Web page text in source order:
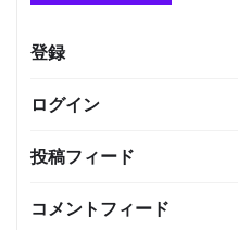
登録
ログイン
投稿フィード
コメントフィード